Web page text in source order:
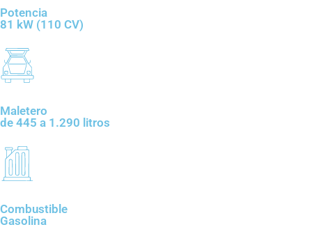
Potencia
81 kW (110 CV)
Maletero
de 445 a 1.290 litros
Combustible
Gasolina